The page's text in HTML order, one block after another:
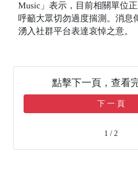
Music」表示，目前相關單位
呼籲大眾切勿過度揣測。消息
湧入社群平台表達哀悼之意。
點擊下一頁，查看
下 一 頁
1 / 2